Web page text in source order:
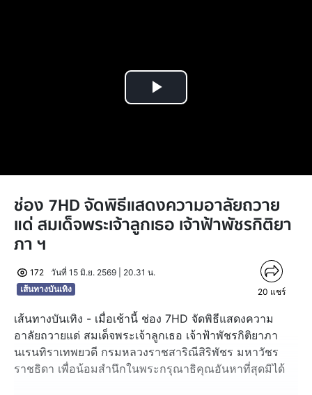
Play
ช่อง 7HD จัดพิธีแสดงความอาลัยถวาย
แด่ สมเด็จพระเจ้าลูกเธอ เจ้าฟ้าพัชรกิติยา
ภา ฯ
172
วันที่ 15 มิ.ย. 2569 | 20.31 น.
เส้นทางบันเทิง
20 แชร์
เส้นทางบันเทิง - เมื่อเช้านี้ ช่อง 7HD จัดพิธีแสดงความ
อาลัยถวายแด่ สมเด็จพระเจ้าลูกเธอ เจ้าฟ้าพัชรกิติยาภา
นเรนทิราเทพยวดี กรมหลวงราชสาริณีสิริพัชร มหาวัชร
ราชธิดา เพื่อน้อมสำนึกในพระกรุณาธิคุณอันหาที่สุดมิได้